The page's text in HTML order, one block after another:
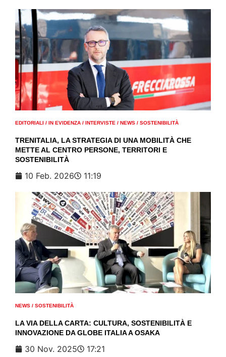
EDITORIALI / IN EVIDENZA / INTERVISTE / NEWS / SOSTENIBILITÀ
TRENITALIA, LA STRATEGIA DI UNA MOBILITÀ CHE
METTE AL CENTRO PERSONE, TERRITORI E
SOSTENIBILITÀ
10 Feb. 2026 11:19
NEWS / SOSTENIBILITÀ
LA VIA DELLA CARTA: CULTURA, SOSTENIBILITÀ E
INNOVAZIONE DA GLOBE ITALIA A OSAKA
30 Nov. 2025 17:21